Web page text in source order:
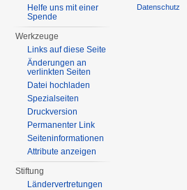
Helfe uns mit einer
Spende
Werkzeuge
Links auf diese Seite
Änderungen an
verlinkten Seiten
Datei hochladen
Spezialseiten
Druckversion
Permanenter Link
Seiten­informationen
Attribute anzeigen
Stiftung
Ländervertretungen
Datenschutz